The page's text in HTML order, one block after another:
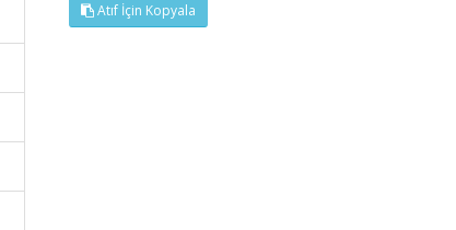
Atıf İçin Kopyala